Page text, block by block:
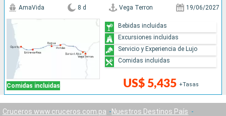
Comidas incluidas
AmaVida 8 d Vega Terron 19/06/2027
US$ 5,435 +Tasas
Bebidas incluidas
Excursiones incluidas
Servicio y Experiencia de Lujo
Comidas incluidas
Cruceros www.cruceros.com.pa
Nuestros Destinos País